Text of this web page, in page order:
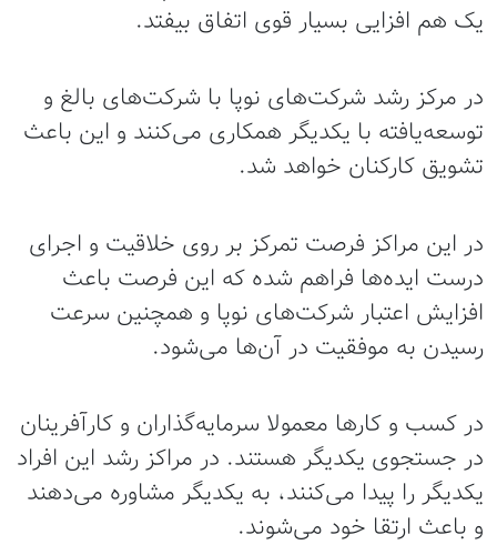
یک هم افزایی بسیار قوی اتفاق بیفتد.
در مرکز رشد شرکت‌های نوپا با شرکت‌های بالغ و
توسعه‌یافته با یکدیگر همکاری می‌کنند و این باعث
تشویق کارکنان خواهد شد.
در این مراکز فرصت تمرکز بر روی خلاقیت و اجرای
درست ایده‌ها فراهم شده که این فرصت باعث
افزایش اعتبار شرکت‌های نوپا و همچنین سرعت
رسیدن به موفقیت در آن‌ها می‌شود.
در کسب و کار‌ها معمولا سرمایه‌گذاران و کارآفرینان
در جستجوی یکدیگر هستند. در مراکز رشد این افراد
یکدیگر را پیدا می‌کنند، به یکدیگر مشاوره می‌دهند
و باعث ارتقا خود می‌شوند.